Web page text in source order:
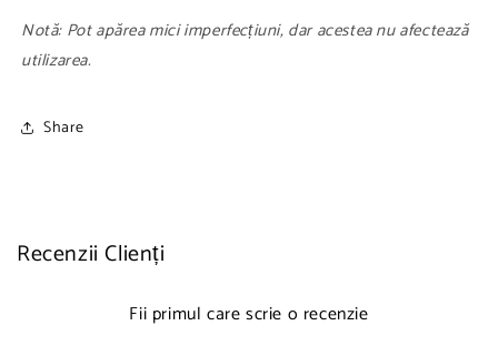
Notă: Pot apărea mici imperfecțiuni, dar acestea nu afectează
utilizarea.
Share
Recenzii Clienți
Fii primul care scrie o recenzie